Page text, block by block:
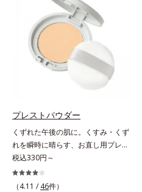
いい素肌へ。スキンケア0番目に、
かつてないクレンジング(*2)をご用
意しました。ポーラ化成は独自の先
端研究により、ナノバブルよりも小
さい超微粒子(*3)をクレンジングに
搭載することに成功。毛穴よりはる
かに小さい超微粒子とオイルが肌と
て肌表面にうるおいベールを形成。
これにより、洗い流した瞬間に汚れ
が肌に再付着することを防止し、細
かい毛穴汚れをごっそりするん！角
栓溶解オイル(*4)が詰まりや黒ずみ
も溶かして、毛穴の目立ちにくいす
べすべ肌に洗い上げます。大人肌の
プレストパウダー
くずれた午後の肌に。くすみ・くず
れを瞬時に晴らす、お直し用プレス
トパウダー。くすみ・くずれを瞬時
に晴らす、お直し用のプレストパウ
ダーです。朝のメイクから時間が経
税込330円～
（4.11 / 46件）